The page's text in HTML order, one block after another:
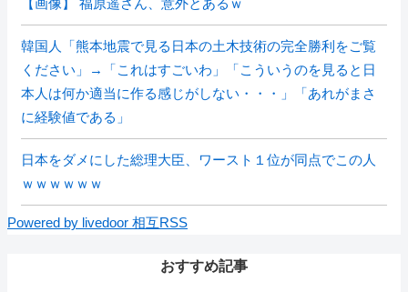
【画像】 福原遥さん、意外とあるｗ
韓国人「熊本地震で見る日本の土木技術の完全勝利をご覧
ください」→「これはすごいわ」「こういうのを見ると日
本人は何か適当に作る感じがしない・・・」「あれがまさ
に経験値である」
日本をダメにした総理大臣、ワースト１位が同点でこの人
ｗｗｗｗｗｗ
Powered by livedoor 相互RSS
おすすめ記事